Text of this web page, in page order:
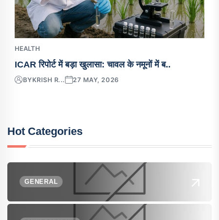
HEALTH
ICAR रिपोर्ट में बड़ा खुलासा: चावल के नमूनों में ब..
BYKRISH R... 27 MAY, 2026
Hot Categories
GENERAL